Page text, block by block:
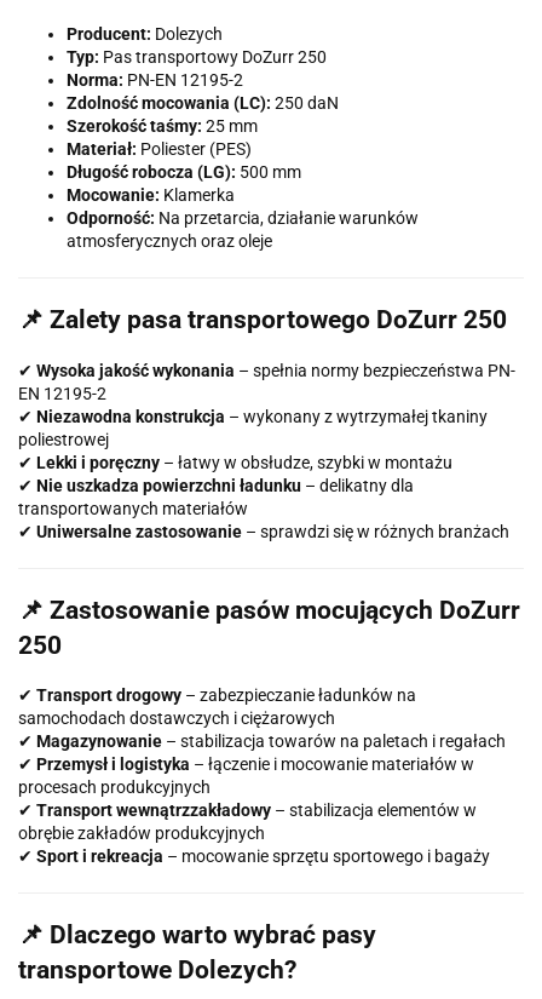
Producent: Dolezych
Typ: Pas transportowy DoZurr 250
Norma: PN-EN 12195-2
Zdolność mocowania (LC): 250 daN
Szerokość taśmy: 25 mm
Materiał: Poliester (PES)
Długość robocza (LG): 500 mm
Mocowanie: Klamerka
Odporność: Na przetarcia, działanie warunków
atmosferycznych oraz oleje
📌 Zalety pasa transportowego DoZurr 250
✔ Wysoka jakość wykonania – spełnia normy bezpieczeństwa PN-
EN 12195-2
✔ Niezawodna konstrukcja – wykonany z wytrzymałej tkaniny
poliestrowej
✔ Lekki i poręczny – łatwy w obsłudze, szybki w montażu
✔ Nie uszkadza powierzchni ładunku – delikatny dla
transportowanych materiałów
✔ Uniwersalne zastosowanie – sprawdzi się w różnych branżach
📌 Zastosowanie pasów mocujących DoZurr
250
✔ Transport drogowy – zabezpieczanie ładunków na
samochodach dostawczych i ciężarowych
✔ Magazynowanie – stabilizacja towarów na paletach i regałach
✔ Przemysł i logistyka – łączenie i mocowanie materiałów w
procesach produkcyjnych
✔ Transport wewnątrzzakładowy – stabilizacja elementów w
obrębie zakładów produkcyjnych
✔ Sport i rekreacja – mocowanie sprzętu sportowego i bagaży
📌 Dlaczego warto wybrać pasy
transportowe Dolezych?